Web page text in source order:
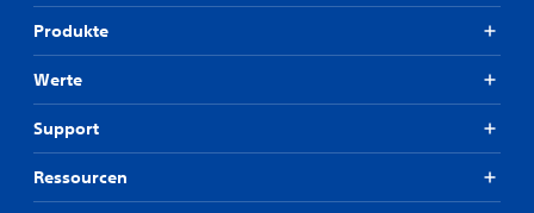
Produkte
Werte
Support
Ressourcen